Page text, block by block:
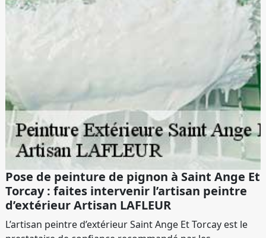
Pose de peinture de pignon à Saint Ange Et
Torcay : faites intervenir l’artisan peintre
d’extérieur Artisan LAFLEUR
L’artisan peintre d’extérieur Saint Ange Et Torcay est le